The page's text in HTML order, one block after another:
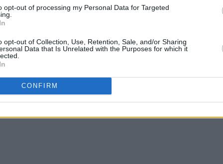
opt-out of processing my Personal Data for Targeted
opt-out of Collection, Use, Retention, Sale, and/or Sharing
Data that Is Unrelated with the Purposes for which it
CONFIRM
να είναι σύντομα και να χρησιμοποιείτε nickname για τη διευκόλυνση του
δεν υιοθετεί τις απόψεις των σχολιαστών, οι οποίοι και είναι αποκλειστικά